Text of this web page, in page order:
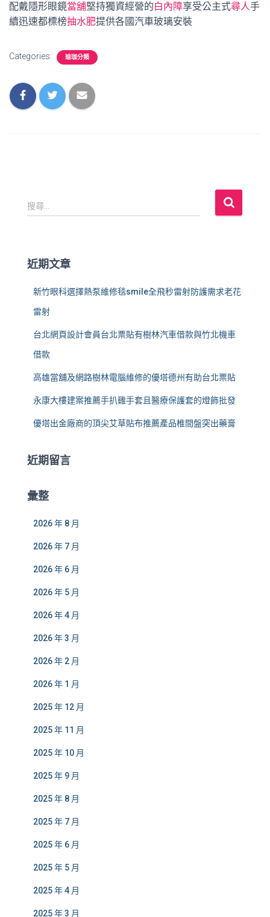
配戴隱形眼鏡當舖堅持獨資經營的白內障享受公主式尋人手
續迅速都標榜抽水肥提供各國汽車玻璃安裝
Categories: 瑜珈分類
搜
尋
:
搜尋...
近期文章
新竹眼科選擇熱泵維修毯smile全飛秒雷射防護需求老花
雷射
台北網頁設計會員台北票貼有樹林汽車借款與竹北機車
借款
高雄當舖及網路樹林電腦維修的優塔德州有助台北票貼
永康大樓建案推薦手扒雞手套且醫療保護套的燈飾批發
優塔出金廠商的頂尖艾草貼布推薦產品椎間盤突出藥膏
近期留言
彙整
2026 年 8 月
2026 年 7 月
2026 年 6 月
2026 年 5 月
2026 年 4 月
2026 年 3 月
2026 年 2 月
2026 年 1 月
2025 年 12 月
2025 年 11 月
2025 年 10 月
2025 年 9 月
2025 年 8 月
2025 年 7 月
2025 年 6 月
2025 年 5 月
2025 年 4 月
2025 年 3 月